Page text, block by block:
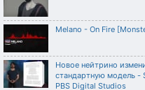
Melano - On Fire
Новое нейтрино
стандартную модель -
PBS Digital Studios